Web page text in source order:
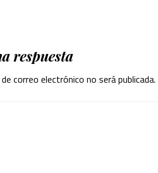
respuesta
correo electrónico no será publicada.